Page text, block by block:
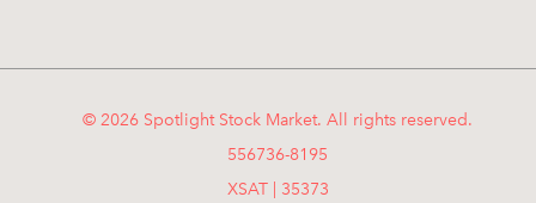
© 2026 Spotlight Stock Market. All rights reserved.
556736-8195
XSAT | 35373